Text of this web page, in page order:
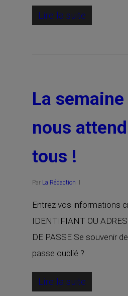
Lire la suite
La
nous
tous !
Par La Rédaction
Entrez vos informations
IDENTIFIANT OU
DE PASSE Se souvenir
passe oublié ?
Lire la suite